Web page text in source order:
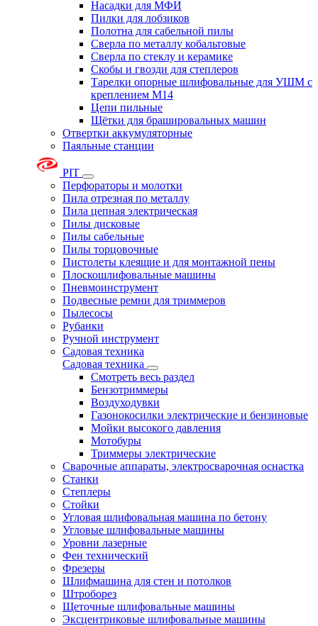
Насадки для МФИ
Пилки для лобзиков
Полотна для сабельной пилы
Сверла по металлу кобальтовые
Сверла по стеклу и керамике
Скобы и гвозди для степлеров
Тарелки опорные шлифовальные для УШМ с
креплением М14
Цепи пильные
Щётки для брашировальных машин
Отвертки аккумуляторные
Паяльные станции
PIT
Перфораторы и молотки
Пила отрезная по металлу
Пила цепная электрическая
Пилы дисковые
Пилы сабельные
Пилы торцовочные
Пистолеты клеящие и для монтажной пены
Плоскошлифовальные машины
Пневмоинструмент
Подвесные ремни для триммеров
Пылесосы
Рубанки
Ручной инструмент
Садовая техника
Садовая техника
Смотреть весь раздел
Бензотриммеры
Воздуходувки
Газонокосилки электрические и бензиновые
Мойки высокого давления
Мотобуры
Триммеры электрические
Сварочные аппараты, электросварочная оснастка
Станки
Степлеры
Стойки
Угловая шлифовальная машина по бетону
Угловые шлифовальные машины
Уровни лазерные
Фен технический
Фрезеры
Шлифмашина для стен и потолков
Штроборез
Щеточные шлифовальные машины
Эксцентриковые шлифовальные машины